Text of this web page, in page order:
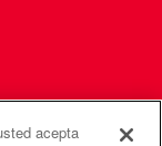
acepta